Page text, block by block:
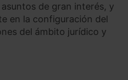
de gran interés, y
en la configuración del
del ámbito jurídico y